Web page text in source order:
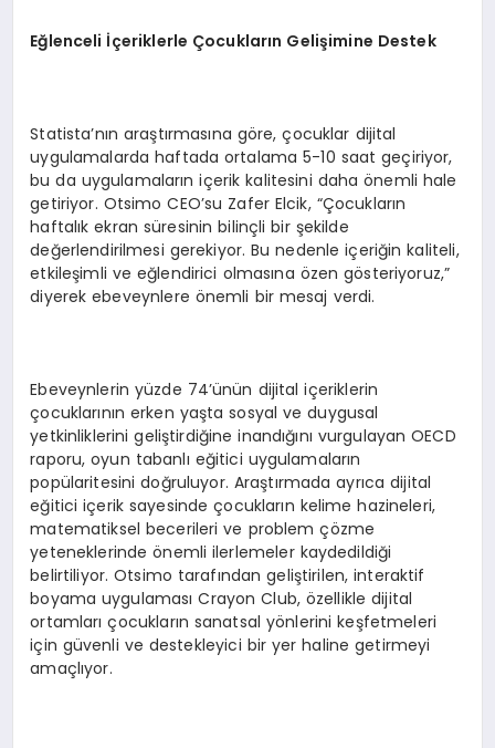
Eğlenceli İçeriklerle Çocukların Gelişimine Destek
Statista’nın araştırmasına göre, çocuklar dijital
uygulamalarda haftada ortalama 5-10 saat geçiriyor,
bu da uygulamaların içerik kalitesini daha önemli hale
getiriyor. Otsimo CEO’su Zafer Elcik, “Çocukların
haftalık ekran süresinin bilinçli bir şekilde
değerlendirilmesi gerekiyor. Bu nedenle içeriğin kaliteli,
etkileşimli ve eğlendirici olmasına özen gösteriyoruz,”
diyerek ebeveynlere önemli bir mesaj verdi.
Ebeveynlerin yüzde 74’ünün dijital içeriklerin
çocuklarının erken yaşta sosyal ve duygusal
yetkinliklerini geliştirdiğine inandığını vurgulayan OECD
raporu, oyun tabanlı eğitici uygulamaların
popülaritesini doğruluyor. Araştırmada ayrıca dijital
eğitici içerik sayesinde çocukların kelime hazineleri,
matematiksel becerileri ve problem çözme
yeteneklerinde önemli ilerlemeler kaydedildiği
belirtiliyor. Otsimo tarafından geliştirilen, interaktif
boyama uygulaması Crayon Club, özellikle dijital
ortamları çocukların sanatsal yönlerini keşfetmeleri
için güvenli ve destekleyici bir yer haline getirmeyi
amaçlıyor.